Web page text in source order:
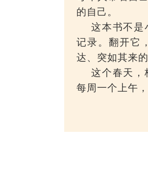
的自己。
这本书不是
记录。翻开它
达、突如其来
这个春天，
每周一个上午